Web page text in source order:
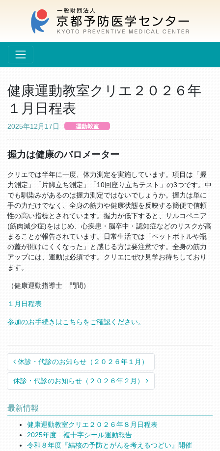
健康運動教室クリエ２０２６年
１月日程表
2025年12月17日
握力は健康のバロメーター
クリエでは半年に一度、体力測定を実施しています。項目は「握
力測定」「片脚立ち測定」「10回座り立ちテスト」の3つです。中
でも馴染みがあるのは握力測定ではないでしょうか。握力は単に
手の力だけでなく、全身の筋力や健康状態を反映する簡便で信頼
性の高い指標とされています。握力が低下すると、サルコペニア
(筋肉減少症)をはじめ、心疾患・脳卒中・認知症などのリスクが高
まることが報告されています。日常生活では「ペットボトルや瓶
の蓋が開けにくくなった」と感じる方は要注意です。全身の筋力
アップには、運動は必須です。クリエにぜひ見学お待ちしており
ます。
（健康運動指導士 門間）
１月日程表
参加のお手続きはこちらをご確認ください。
Post navigation
休診・代診のお知らせ（２０２６年１月）
休診・代診のお知らせ（２０２６年２月）
最新情報
健康運動教室クリエ２０２６年８月日程表
2025年度 複十字シール運動報告
令和８年度『結核の予防とがんを考えるつどい』開催